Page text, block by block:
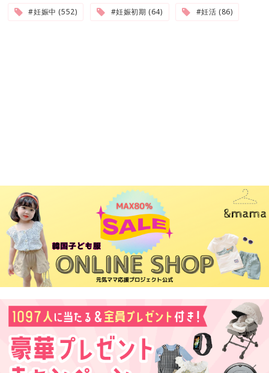
#妊娠中 (552) #妊娠初期 (64) #妊活 (86)